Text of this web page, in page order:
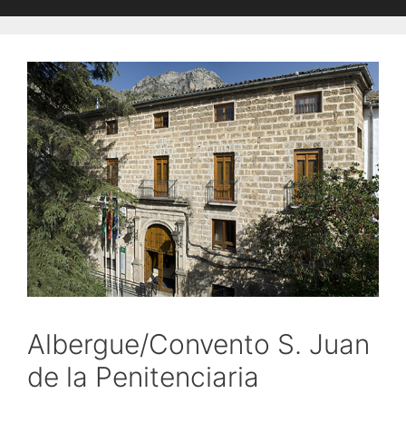
Albergue/Convento S. Juan
de la Penitenciaria